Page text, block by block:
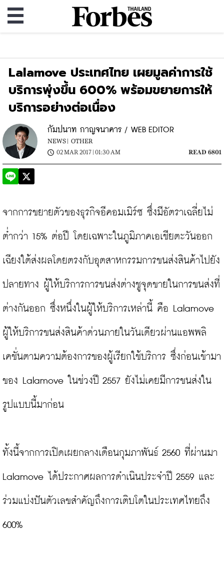
Lalamove ประเทศไทย เผยมูลค่าการใช้
บริการพุ่งขึ้น 600% พร้อมขยายการให้
บริการอย่างต่อเนื่อง
กัมปนาท กาญจนาคาร / WEB EDITOR
NEWS |
OTHER
02 MAR 2017 | 01:30 AM
READ 6801
จากการขยายตัวของธุรกิจอีคอมเมิร์ซ ซึ่งมีอัตราเฉลี่ยไม่
ต่ำกว่า 15% ต่อปี โดยเฉพาะในภูมิภาคเอเชียตะวันออก
เฉียงใต้ส่งผลโดยตรงกับอุตสาหกรรมการขนส่งสินค้าไปยัง
ปลายทาง ผู้ให้บริการการขนส่งต่างชูจุดขายในการขนส่งที่
ต่างกันออก ซึ่งหนึ่งในผู้ให้บริการเหล่านี้ คือ Lalamove
ผู้ให้บริการขนส่งสินค้าด่วนภายในวันเดียวผ่านแอพพลิ
เคชั่นตามความต้องการของผู้เรียกใช้บริการ ซึ่งก่อนเข้ามา
ของ Lalamove ในช่วงปี 2557 ยังไม่เคยมีการขนส่งใน
รูปแบบนี้มาก่อน
ทั้งนี้จากการเปิดเผยกลางเดือนกุมภาพันธ์ 2560 ที่ผ่านมา
Lalamove ได้ประกาศผลการดำเนินประจำปี 2559 และ
ร่วมแบ่งปันตัวเลขสำคัญถึงการเติบโตในประเทศไทยถึง
600%